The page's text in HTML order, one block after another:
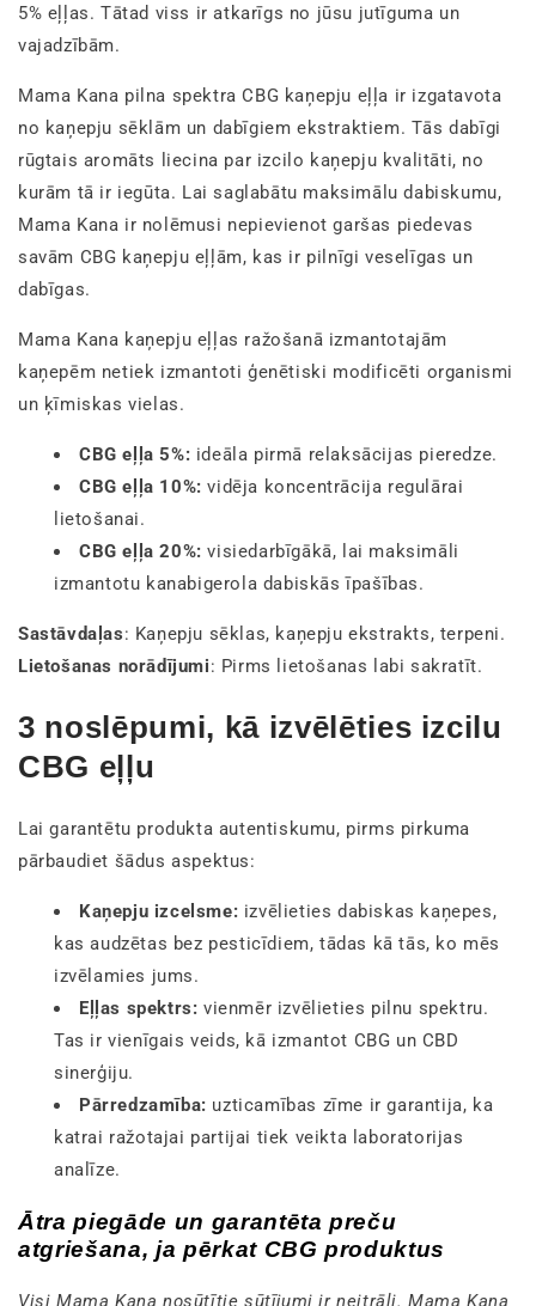
5% eļļas. Tātad viss ir atkarīgs no jūsu jutīguma un
vajadzībām.
Mama Kana pilna spektra CBG kaņepju eļļa ir izgatavota
no kaņepju sēklām un dabīgiem ekstraktiem. Tās dabīgi
rūgtais aromāts liecina par izcilo kaņepju kvalitāti, no
kurām tā ir iegūta. Lai saglabātu maksimālu dabiskumu,
Mama Kana ir nolēmusi nepievienot garšas piedevas
savām CBG kaņepju eļļām, kas ir pilnīgi veselīgas un
dabīgas.
Mama Kana kaņepju eļļas ražošanā izmantotajām
kaņepēm netiek izmantoti ģenētiski modificēti organismi
un ķīmiskas vielas.
CBG eļļa 5%: ideāla pirmā relaksācijas pieredze.
CBG eļļa 10%: vidēja koncentrācija regulārai
lietošanai.
CBG eļļa 20%: visiedarbīgākā, lai maksimāli
izmantotu kanabigerola dabiskās īpašības.
Sastāvdaļas: Kaņepju sēklas, kaņepju ekstrakts, terpeni.
Lietošanas norādījumi: Pirms lietošanas labi sakratīt.
3 noslēpumi, kā izvēlēties izcilu
CBG eļļu
Lai garantētu produkta autentiskumu, pirms pirkuma
pārbaudiet šādus aspektus:
Kaņepju izcelsme: izvēlieties dabiskas kaņepes,
kas audzētas bez pesticīdiem, tādas kā tās, ko mēs
izvēlamies jums.
Eļļas spektrs: vienmēr izvēlieties pilnu spektru.
Tas ir vienīgais veids, kā izmantot CBG un CBD
sinerģiju.
Pārredzamība: uzticamības zīme ir garantija, ka
katrai ražotajai partijai tiek veikta laboratorijas
analīze.
Ātra piegāde un garantēta preču
atgriešana, ja pērkat CBG produktus
Visi Mama Kana nosūtītie sūtījumi ir neitrāli. Mama Kana